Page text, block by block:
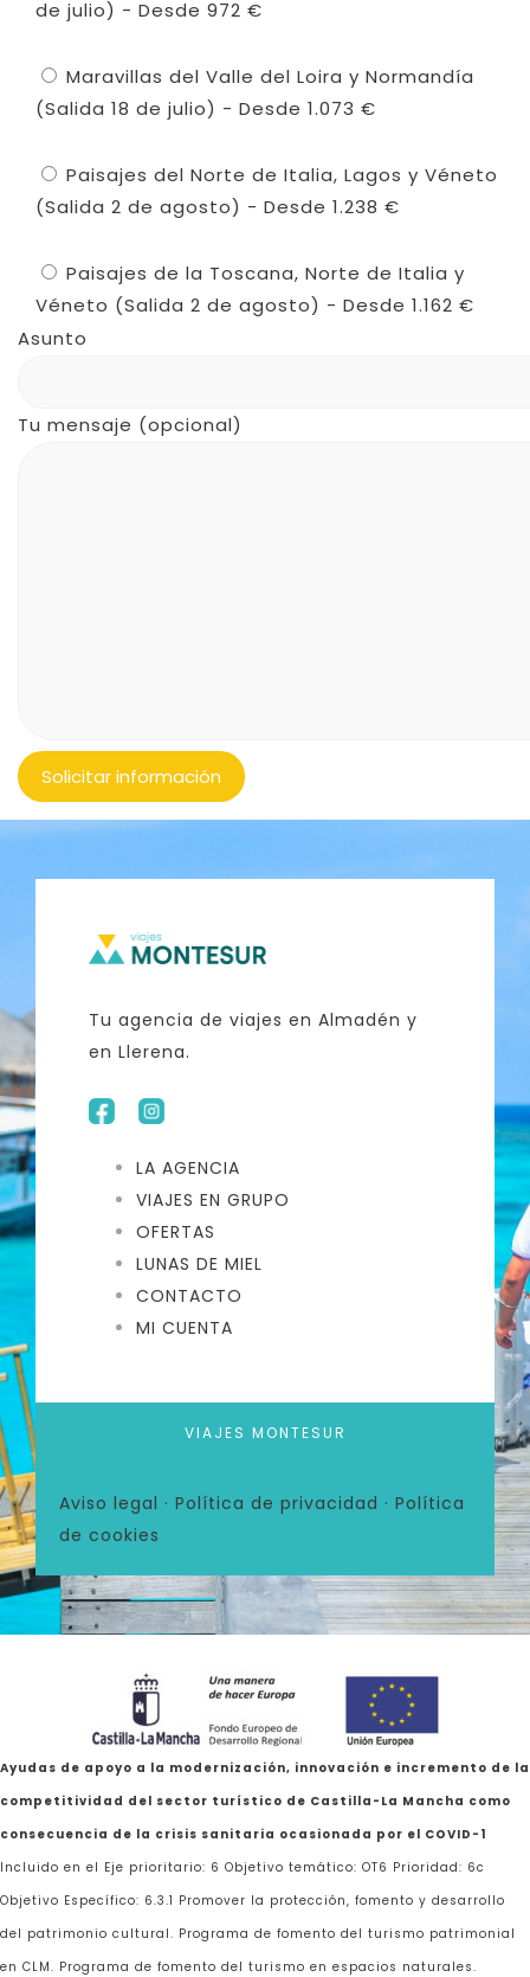
de julio) - Desde 972 €
Maravillas del Valle del Loira y Normandía
(Salida 18 de julio) - Desde 1.073 €
Paisajes del Norte de Italia, Lagos y Véneto
(Salida 2 de agosto) - Desde 1.238 €
Paisajes de la Toscana, Norte de Italia y
Véneto (Salida 2 de agosto) - Desde 1.162 €
Asunto
Tu mensaje (opcional)
Tu agencia de viajes en Almadén y
en Llerena.
LA AGENCIA
VIAJES EN GRUPO
OFERTAS
LUNAS DE MIEL
CONTACTO
MI CUENTA
VIAJES MONTESUR
Aviso legal · Política de privacidad · Política
de cookies
Ayudas de apoyo a la modernización, innovación e incremento de la
competitividad del sector turístico de Castilla-La Mancha como
consecuencia de la crisis sanitaria ocasionada por el COVID-1
Incluido en el Eje prioritario: 6 Objetivo temático: OT6 Prioridad: 6c
Objetivo Específico: 6.3.1 Promover la protección, fomento y desarrollo
del patrimonio cultural. Programa de fomento del turismo patrimonial
en CLM. Programa de fomento del turismo en espacios naturales.